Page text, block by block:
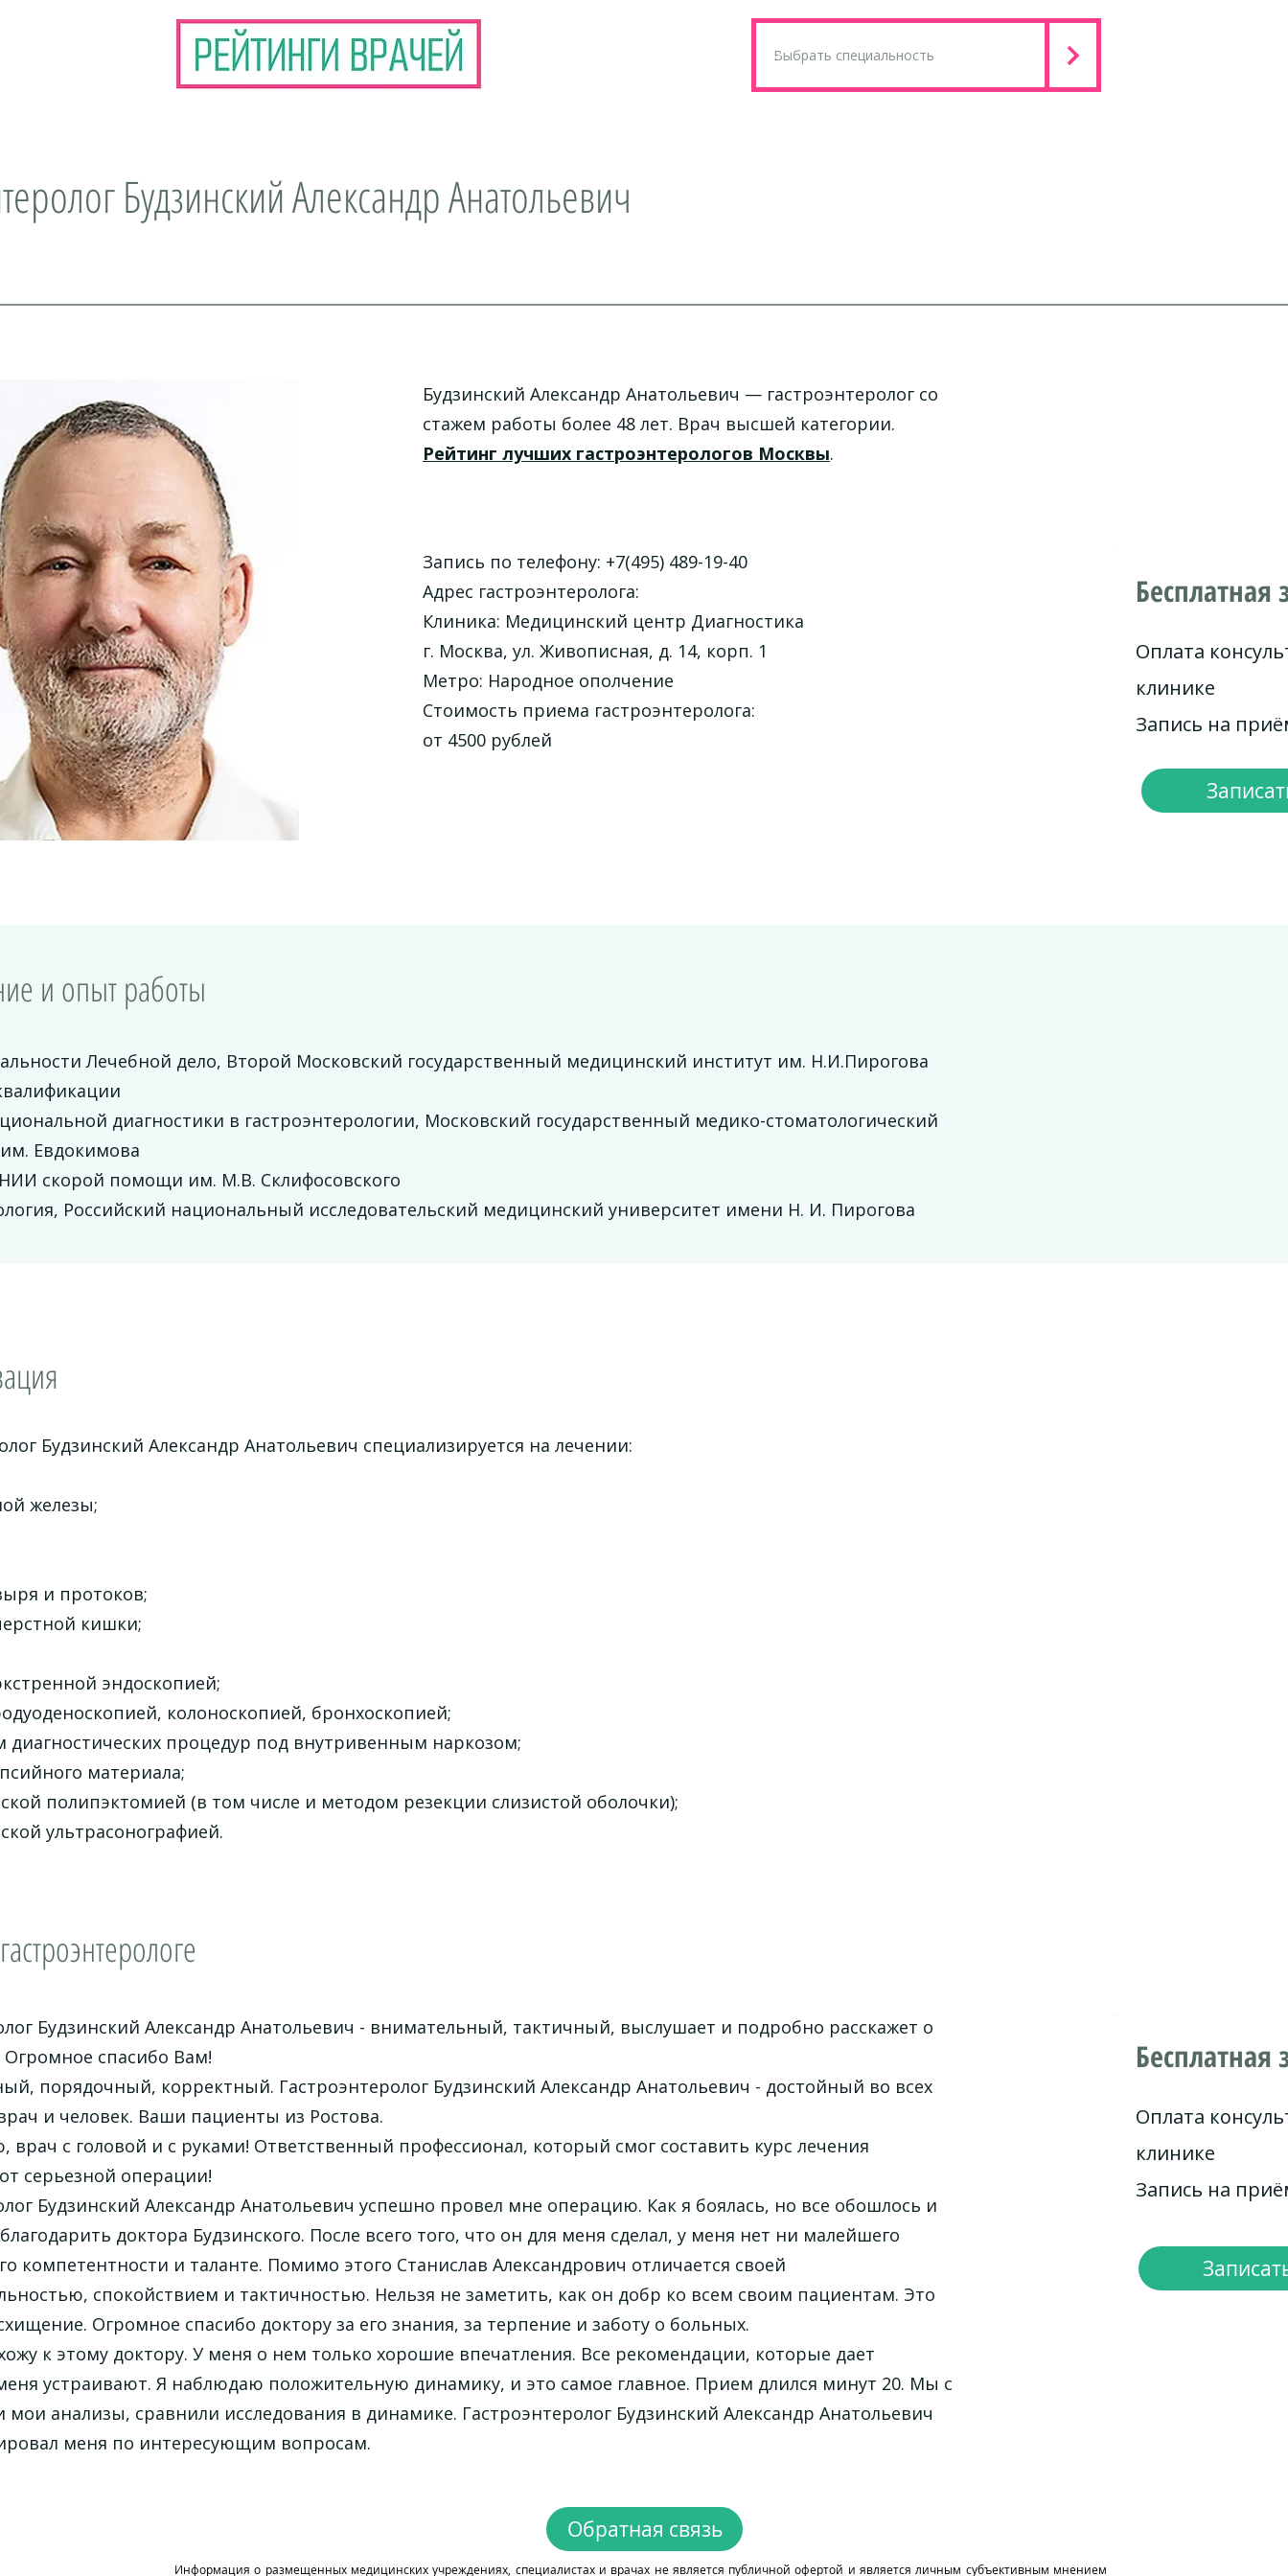
Будзинский Александр Анатольевич
Будзинский Александр Анатольевич — гастроэнтеролог со
стажем работы более 48 лет. Врач высшей категории.
Рейтинг лучших гастроэнтерологов Москвы.
Запись по телефону: +7(495) 489-19-40
Адрес гастроэнтеролога:
Клиника: Медицинский центр Диагностика
г. Москва, ул. Живописная, д. 14, корп. 1
Метро: Народное ополчение
Стоимость приема гастроэнтеролога:
от 4500 рублей
Бесплатная
Оплата
клинике
Запись на
и опыт работы
Лечебной дело, Второй Московский государственный медицинский институт им. Н.И.Пирогова
диагностики в гастроэнтерологии, Московский государственный медико-стоматологический
Евдокимова
скорой помощи им. М.В. Склифосовского
Российский национальный исследовательский медицинский университет имени Н. И. Пирогова
Будзинский Александр Анатольевич специализируется на лечении:
железы;
и протоков;
кишки;
эндоскопией;
колоноскопией, бронхоскопией;
диагностических процедур под внутривенным наркозом;
материала;
полипэктомией (в том числе и методом резекции слизистой оболочки);
ультрасонографией.
Будзинский Александр Анатольевич - внимательный, тактичный, выслушает и подробно расскажет о
Огромное спасибо Вам!
порядочный, корректный. Гастроэнтеролог Будзинский Александр Анатольевич - достойный во всех
и человек. Ваши пациенты из Ростова.
врач с головой и с руками! Ответственный профессионал, который смог составить курс лечения
серьезной операции!
Будзинский Александр Анатольевич успешно провел мне операцию. Как я боялась, но все обошлось и
доктора Будзинского. После всего того, что он для меня сделал, у меня нет ни малейшего
компетентности и таланте. Помимо этого Станислав Александрович отличается своей
спокойствием и тактичностью. Нельзя не заметить, как он добр ко всем своим пациентам. Это
Огромное спасибо доктору за его знания, за терпение и заботу о больных.
к этому доктору. У меня о нем только хорошие впечатления. Все рекомендации, которые дает
устраивают. Я наблюдаю положительную динамику, и это самое главное. Прием длился минут 20. Мы с
мои анализы, сравнили исследования в динамике. Гастроэнтеролог Будзинский Александр Анатольевич
меня по интересующим вопросам.
Бесплатная
Оплата
клинике
Запись на
Обратная связь
Информация о размещенных медицинских учреждениях, специалистах и врачах не является публичной офертой и является личным субъективным мнением